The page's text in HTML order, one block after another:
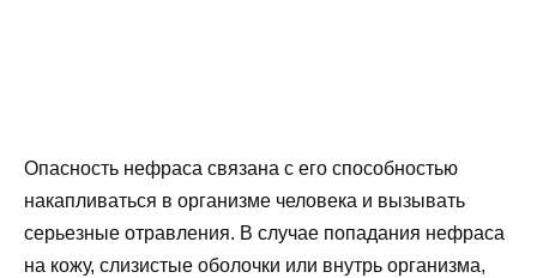
Опасность нефраса связана с его способностью
накапливаться в организме человека и вызывать
серьезные отравления. В случае попадания нефраса
на кожу, слизистые оболочки или внутрь организма,